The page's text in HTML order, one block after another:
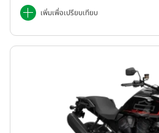
เพิ่มเพื่อเปรียบเทียบ